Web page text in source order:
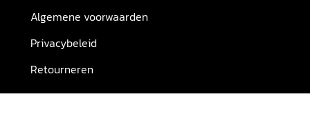
Algemene voorwaarden
Privacybeleid
Retourneren